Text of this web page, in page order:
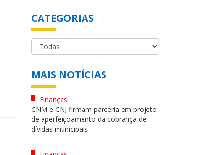
CATEGORIAS
MAIS NOTÍCIAS
Finanças
CNM e CNJ firmam parceria em projeto
de aperfeiçoamento da cobrança de
dívidas municipais